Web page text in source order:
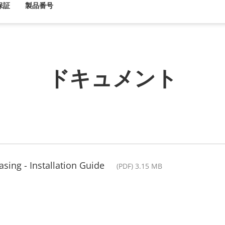
証 製品番号
ドキュメント
- Installation Guide (PDF) 3.15 MB